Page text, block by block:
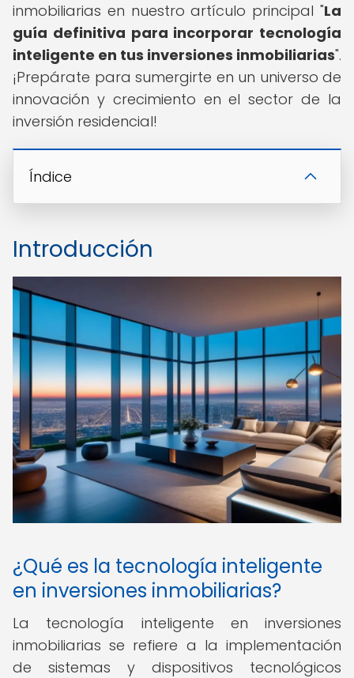
inmobiliarias en nuestro artículo principal "La
guía definitiva para incorporar tecnología
inteligente en tus inversiones inmobiliarias".
¡Prepárate para sumergirte en un universo de
innovación y crecimiento en el sector de la
inversión residencial!
Índice
Introducción
¿Qué es la tecnología inteligente
en inversiones inmobiliarias?
La tecnología inteligente en inversiones
inmobiliarias se refiere a la implementación
de sistemas y dispositivos tecnológicos